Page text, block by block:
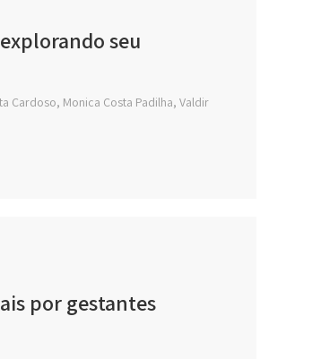
seu
Cardoso, Monica Costa Padilha, Valdir
por gestantes